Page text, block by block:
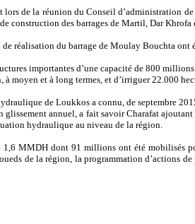
lors de la réunion du Conseil d’administration
construction des barrages de Martil, Dar
réalisation du barrage de Moulay Bouchta ont
importantes d’une capacité de 800
à moyen et à long termes, et d’irriguer 22.000
de Loukkos a connu, de septembre
glissement annuel, a fait savoir Charafat
hydraulique au niveau de la région.
1,6 MMDH dont 91 millions ont été mobilisés
de la région, la programmation d’actions